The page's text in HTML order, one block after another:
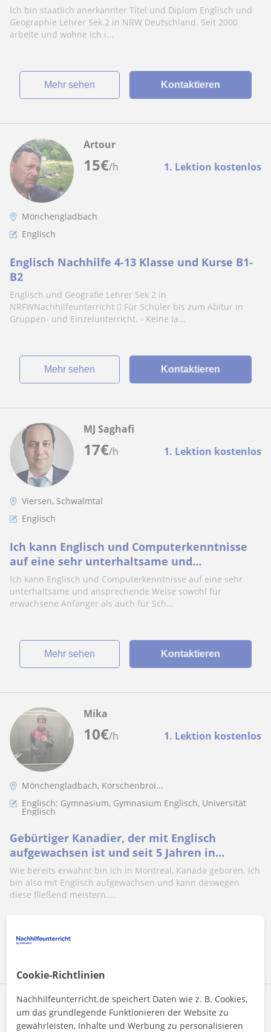
Ich bin staatlich anerkannter Titel und Diplom Englisch und
Geographie Lehrer Sek.2 in NRW Deutschland. Seit 2000
arbeite und wohne ich i...
Mehr sehen Kontaktieren
15€/h 1. Lektion kostenlos
Artour
Mönchengladbach
Englisch
Englisch Nachhilfe 4-13 Klasse und Kurse B1-
B2
Englisch und Geografie Lehrer Sek 2 in
NRFWNachhilfeunterricht  Für Schüler bis zum Abitur in
Gruppen- und Einzelunterricht. - Keine la...
Mehr sehen Kontaktieren
17€/h 1. Lektion kostenlos
MJ Saghafi
Viersen, Schwalmtal
Englisch
Ich kann Englisch und Computerkenntnisse
auf eine sehr unterhaltsame und
ansprechende Weise sowohl für erwachsene
Anfänger als auc
Ich kann Englisch und Computerkenntnisse auf eine sehr
unterhaltsame und ansprechende Weise sowohl für
erwachsene Anfänger als auch für Sch...
Mehr sehen Kontaktieren
10€/h 1. Lektion kostenlos
Mika
Mönchengladbach, Korschenbroi...
Englisch: Gymnasium, Gymnasium Englisch, Universität
Englisch
Gebürtiger Kanadier, der mit Englisch
aufgewachsen ist und seit 5 Jahren in
Deutschland ist möchte behilflich sein :)
Wie bereits erwähnt bin ich in Montreal, Kanada geboren. Ich
bin also mit Englisch aufgewachsen und kann deswegen
diese fließend meistern....
18€ /h 1. Lektion kostenlos
Sara
Cookie-Richtlinien
Nachhilfeunterricht.de speichert Daten wie z. B. Cookies,
um das grundlegende Funktionieren der Website zu
gewährleisten, Inhalte und Werbung zu personalisieren